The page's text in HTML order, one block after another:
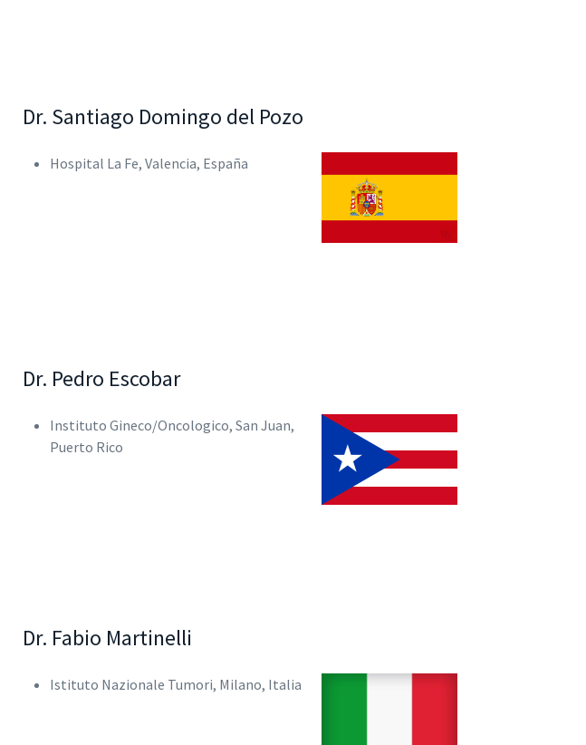
Dr. Santiago Domingo del Pozo
Hospital La Fe, Valencia, España
Dr. Pedro Escobar
Instituto Gineco/Oncologico, San Juan,
Puerto Rico
Dr. Fabio Martinelli
Istituto Nazionale Tumori, Milano, Italia